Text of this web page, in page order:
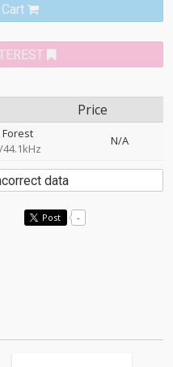
Price
Forest
N/A
data
Post -